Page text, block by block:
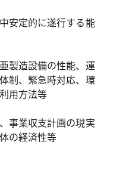
安定的に遂行する能
製造設備の性能、運
制、緊急時対応、環
用方法等
事業収支計画の現実
の経済性等